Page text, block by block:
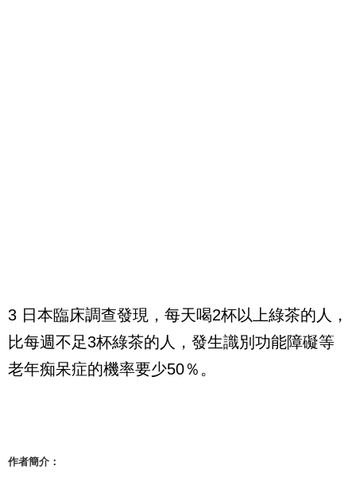
3 日本臨床調查發現，每天喝2杯以上綠茶的人，
比每週不足3杯綠茶的人，發生識別功能障礙等
老年痴呆症的機率要少50％。
作者簡介：